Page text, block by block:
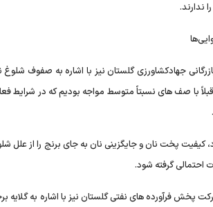
ندارند.
جهادکشاورزی گلستان نیز با اشاره به صفوف
با صف های نسبتاً متوسط مواجه بودیم که در شرایط
کیفیت پخت نان و جایگزینی نان به جای برنج را از علل
احتمالی گرفته شود.
فرآورده های نفتی گلستان نیز با اشاره به گلایه